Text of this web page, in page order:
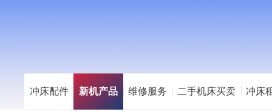
冲床配件 新机产品 维修服务 二手机床买卖 冲床